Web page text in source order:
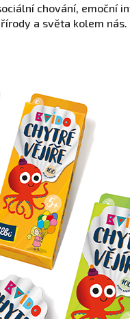
chování, emoční
a světa kolem nás.